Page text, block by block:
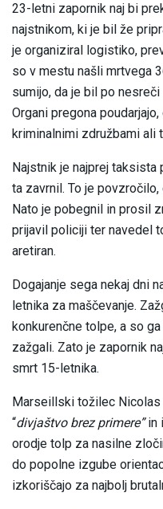
23-letni zapornik naj bi
najstnikom, ki je bil že
je organiziral logistiko,
so v mestu našli mrtvega
sumijo, da je bil po
Organi pregona
kriminalnimi združbami ali
Najstnik je najprej taksista
ta zavrnil. To je
Nato je pobegnil in prosil
prijavil policiji ter navedel
aretiran.
Dogajanje sega nekaj dni
letnika za maščevanje.
konkurenčne tolpe, a so
zažgali. Zato je zapornik
smrt 15-letnika.
Marseillski tožilec
“divjaštvo brez primere”in
orodje tolp za nasilne
do popolne izgube
izkoriščajo za najbolj